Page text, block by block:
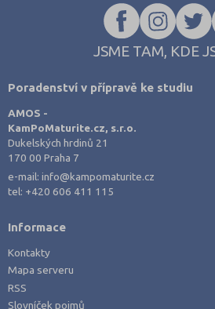
JSME TAM, KDE
Poradenství v přípravě ke studiu
AMOS -
KamPoMaturite.cz, s.r.o.
Dukelských hrdinů 21
170 00 Praha 7
e-mail:info@kampomaturite.cz
tel: +420 606 411 115
Informace
Kontakty
Mapa serveru
RSS
Slovníček pojmů